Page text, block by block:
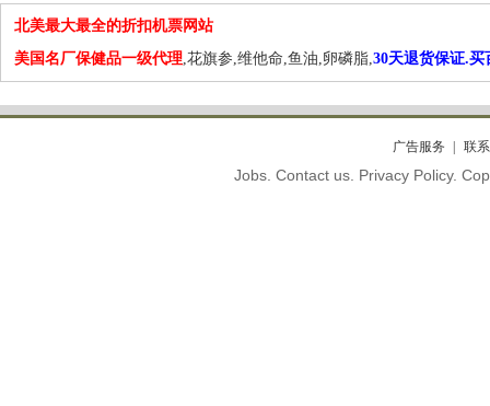
北美最大最全的折扣机票网站
美国名厂保健品一级代理,花旗参,维他命,鱼油,卵磷脂,30天退货保证.买
广告服务 联
Jobs. Contact us. Privacy Policy.